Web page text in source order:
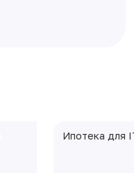
Ипотека для